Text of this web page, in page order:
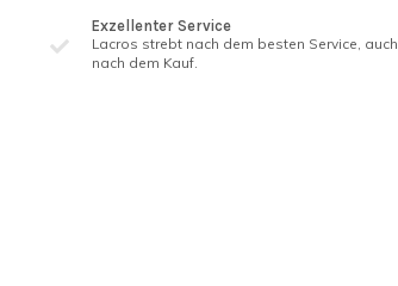
Exzellenter Service
Lacros strebt nach dem besten Service, auch
nach dem Kauf.